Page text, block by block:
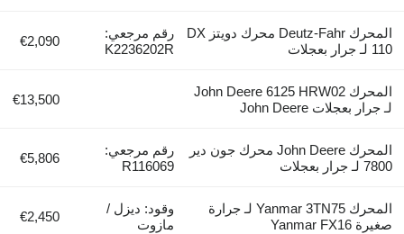
المحرك Deutz-Fahr محرك دويتز DX
110 لـ جرار بعجلات
رقم مرجعي:
K2236202R
€2,090
المحرك John Deere 6125 HRW02
لـ جرار بعجلات John Deere
€13,500
المحرك John Deere محرك جون دير
7800 لـ جرار بعجلات
رقم مرجعي:
R116069
€5,806
المحرك Yanmar 3TN75 لـ جرارة
صغيرة Yanmar FX16
وقود: ديزل /
مازوت
€2,450